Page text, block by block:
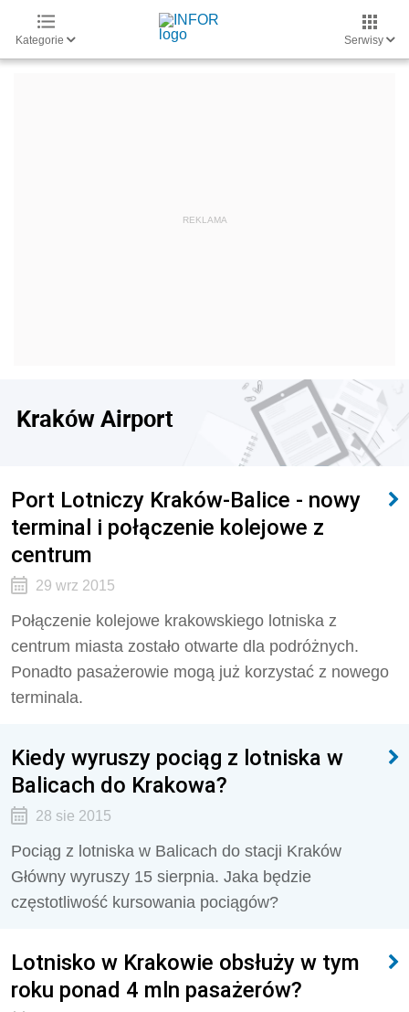
Kategorie Serwisy
Kraków Airport
Port Lotniczy Kraków-Balice - nowy
terminal i połączenie kolejowe z
centrum
29 wrz 2015
Połączenie kolejowe krakowskiego lotniska z
centrum miasta zostało otwarte dla podróżnych.
Ponadto pasażerowie mogą już korzystać z nowego
terminala.
Kiedy wyruszy pociąg z lotniska w
Balicach do Krakowa?
28 sie 2015
Pociąg z lotniska w Balicach do stacji Kraków
Główny wyruszy 15 sierpnia. Jaka będzie
częstotliwość kursowania pociągów?
Lotnisko w Krakowie obsłuży w tym
roku ponad 4 mln pasażerów?